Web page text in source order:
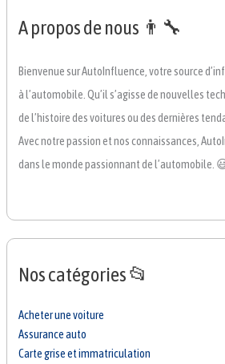
A propos de nous 👨‍🔧
Bienvenue sur AutoInfluence, votre source
à l’automobile. Qu’il s’agisse de nouvelles
de l’histoire des voitures ou des dernières
Avec notre passion et nos connaissances,
dans le monde passionnant de l’automobile.
Nos catégories 📂
Acheter une voiture
Assurance auto
Carte grise et immatriculation